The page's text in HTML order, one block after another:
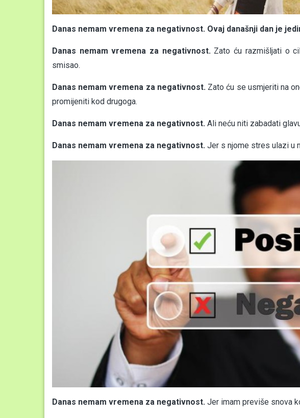
Danas nemam vremena za negativnost. Ovaj današnji dan je
Danas nemam vremena za negativnost.Zato ću razmišljati o
smisao.
Danas nemam vremena za negativnost.Zato ću se usmjeriti na
promijeniti kod drugoga.
Danas nemam vremena za negativnost. Ali neću niti zabadati
Danas nemam vremena za negativnost. Jer s njome stres ulazi u
Danas nemam vremena za negativnost. Jer imam previše snova